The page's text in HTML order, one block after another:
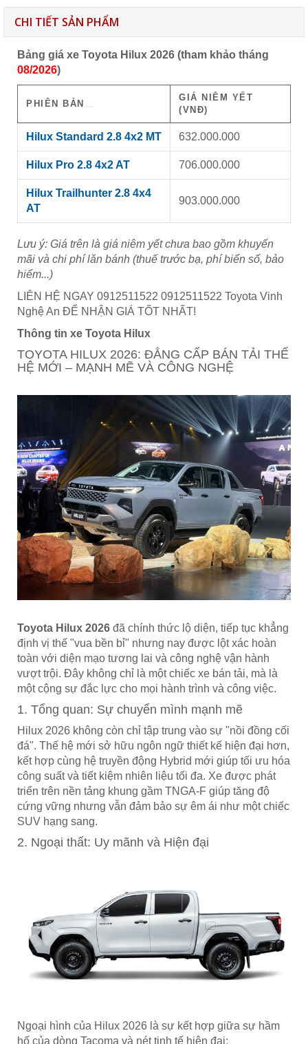
CHI TIẾT SẢN PHẨM
Bảng giá xe Toyota Hilux 2026 (tham khảo tháng
08/2026)
PHIÊN BẢN
GIÁ NIÊM YẾT
(VNĐ)
Hilux Standard 2.8 4x2 MT 632.000.000
Hilux Pro 2.8 4x2 AT 706.000.000
Hilux Trailhunter 2.8 4x4
AT
903.000.000
Lưu ý: Giá trên là giá niêm yết chưa bao gồm khuyến
mãi và chi phí lăn bánh (thuế trước bạ, phí biển số, bảo
hiểm...)
LIÊN HỆ NGAY 0912511522 0912511522 Toyota Vinh
Nghệ An ĐỂ NHẬN GIÁ TỐT NHẤT!
Thông tin xe Toyota Hilux
TOYOTA HILUX 2026: ĐẲNG CẤP BÁN TẢI THẾ
HỆ MỚI – MẠNH MẼ VÀ CÔNG NGHỆ
Toyota Hilux 2026 đã chính thức lộ diện, tiếp tục khẳng
định vị thế "vua bền bỉ" nhưng nay được lột xác hoàn
toàn với diện mạo tương lai và công nghệ vận hành
vượt trội. Đây không chỉ là một chiếc xe bán tải, mà là
một cộng sự đắc lực cho mọi hành trình và công việc.
1. Tổng quan: Sự chuyển mình mạnh mẽ
Hilux 2026 không còn chỉ tập trung vào sự "nồi đồng cối
đá". Thế hệ mới sở hữu ngôn ngữ thiết kế hiện đại hơn,
kết hợp cùng hệ truyền động Hybrid mới giúp tối ưu hóa
công suất và tiết kiệm nhiên liệu tối đa. Xe được phát
triển trên nền tảng khung gầm TNGA-F giúp tăng độ
cứng vững nhưng vẫn đảm bảo sự êm ái như một chiếc
SUV hạng sang.
2. Ngoại thất: Uy mãnh và Hiện đại
Ngoại hình của Hilux 2026 là sự kết hợp giữa sự hầm
hố của dòng Tacoma và nét tinh tế hiện đại: